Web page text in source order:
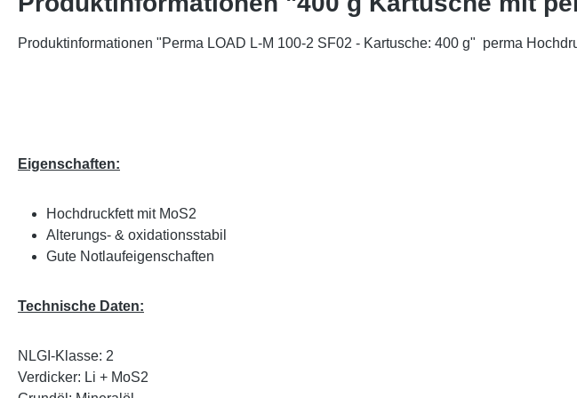
Produktinformationen "Perma LOAD L-M 100-2 SF02 - Kartusche: 400 g" perma
Eigenschaften:
Hochdruckfett mit MoS2
Alterungs- & oxidationsstabil
Gute Notlaufeigenschaften
Technische Daten:
NLGI-Klasse: 2
Verdicker: Li + MoS2